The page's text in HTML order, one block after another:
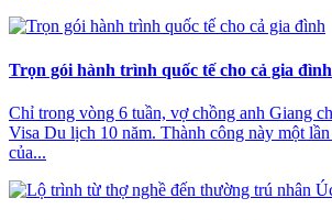
Trọn gói hành trình quốc tế cho cả gia đình
Chỉ trong vòng 6 tuần, vợ chồng anh Giang
Visa Du lịch 10 năm. Thành công này một
của...